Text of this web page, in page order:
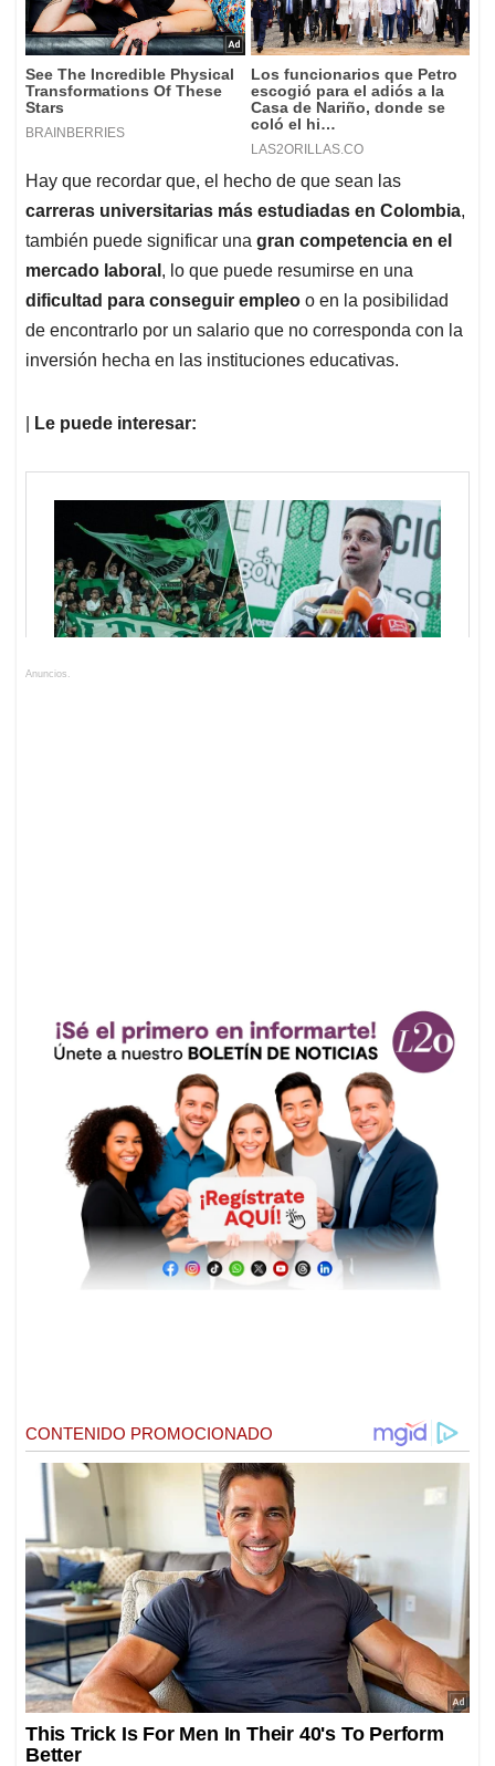
Hay que recordar que, el hecho de que sean las
carreras universitarias más estudiadas en Colombia,
también puede significar una gran competencia en el
mercado laboral , lo que puede resumirse en una
dificultad para conseguir empleo o en la posibilidad
de encontrarlo por un salario que no corresponda con la
inversión hecha en las instituciones educativas.
Le puede interesar:
Anuncios.